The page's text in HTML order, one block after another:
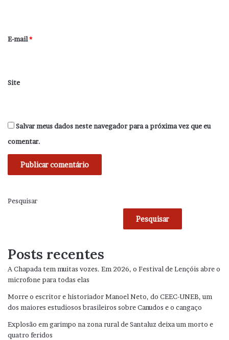
*
E-mail*
Site
Salvar meus dados neste navegador para a próxima vez que eu
comentar.
Pesquisar
Pesquisar
Posts recentes
A Chapada tem muitas vozes. Em 2026, o Festival de Lençóis abre o
microfone para todas elas
Morre o escritor e historiador Manoel Neto, do CEEC-UNEB, um
dos maiores estudiosos brasileiros sobre Canudos e o cangaço
Explosão em garimpo na zona rural de Santaluz deixa um morto e
quatro feridos